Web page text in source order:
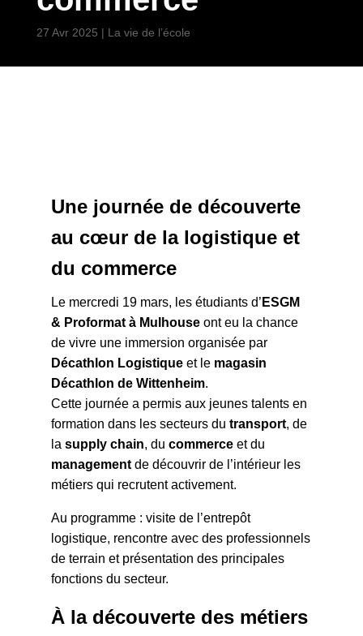
27 Avr 2025 | La vie de l’école
Une journée de découverte
au cœur de la logistique et
du commerce
Le mercredi 19 mars, les étudiants d’ ESGM
& Proformat à Mulhouseont eu la chance
de vivre une immersion organisée par
Décathlon Logistiqueet le magasin
Décathlon de Wittenheim.
Cette journée a permis aux jeunes talents en
formation dans les secteurs du transport, de
la supply chain, du commerce et du
managementde découvrir de l’intérieur les
métiers qui recrutent activement.
Au programme : visite de l’entrepôt
logistique, rencontre avec des professionnels
de terrain et présentation des principales
fonctions du secteur.
À la découverte des métiers